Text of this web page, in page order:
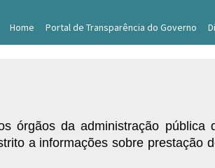
Home Portal de Transparência do Governo
órgãos da administração pública
a informações sobre prestação